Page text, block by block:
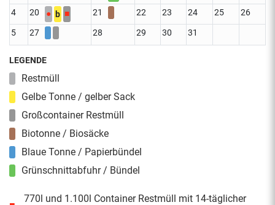
4
20 ● b ■ 21 22 23 24 25 26
5 27 28 29 30 31
LEGENDE
Restmüll
Gelbe Tonne / gelber Sack
Großcontainer Restmüll
Biotonne / Biosäcke
Blaue Tonne / Papierbündel
Grünschnittabfuhr / Bündel
770l und 1.100l Container Restmüll mit 14-täglicher